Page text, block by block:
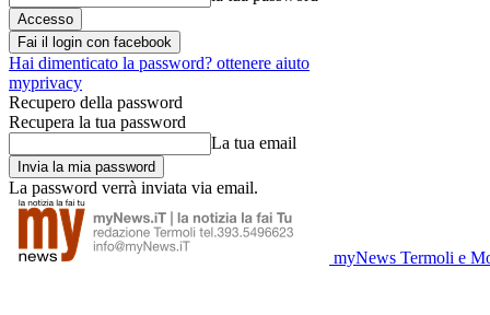
Fai il login con facebook
Hai dimenticato la password? ottenere aiuto
myprivacy
Recupero della password
Recupera la tua password
La tua email
La password verrà inviata via email.
myNews Termoli e